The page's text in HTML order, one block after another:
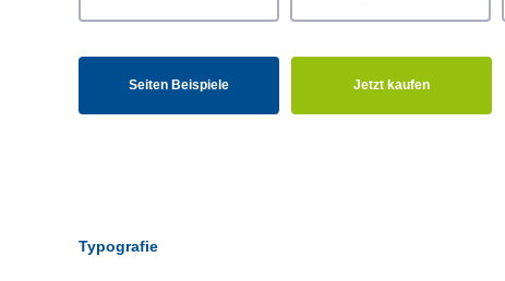
Seiten Beispiele Jetzt kaufen
Typografie